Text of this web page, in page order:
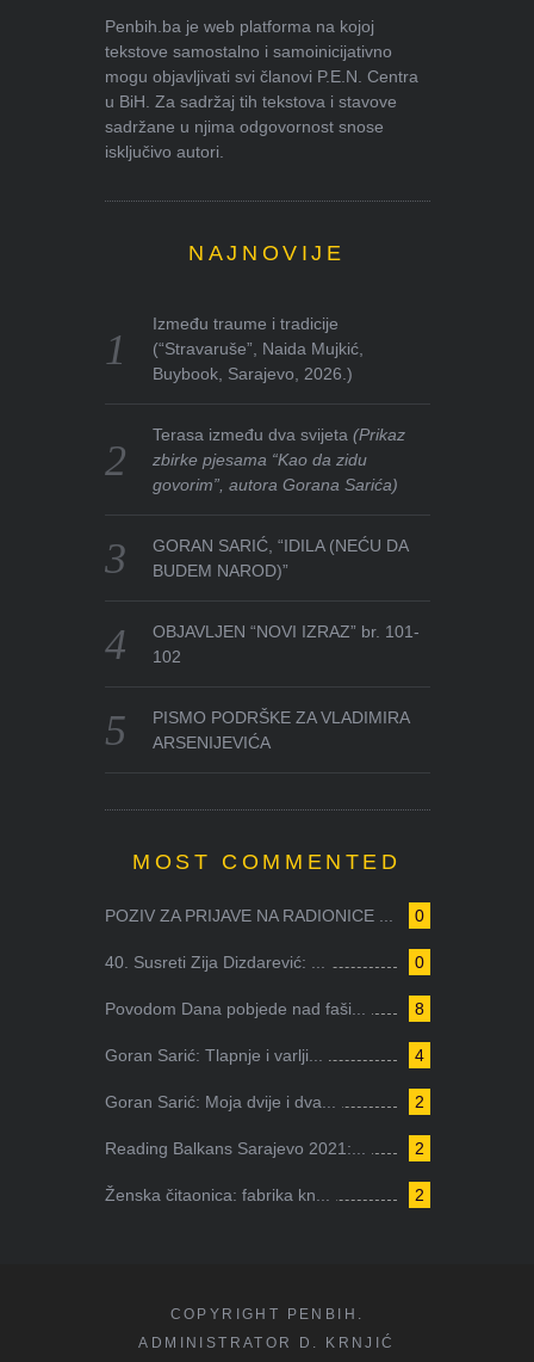
Penbih.ba je web platforma na kojoj
tekstove samostalno i samoinicijativno
mogu objavljivati svi članovi P.E.N. Centra
u BiH. Za sadržaj tih tekstova i stavove
sadržane u njima odgovornost snose
isključivo autori.
NAJNOVIJE
Između traume i tradicije
(“Stravaruše”, Naida Mujkić,
Buybook, Sarajevo, 2026.)
Terasa između dva svijeta(Prikaz
zbirke pjesama “Kao da zidu
govorim”, autora Gorana Sarića)
GORAN SARIĆ, “IDILA (NEĆU DA
BUDEM NAROD)”
OBJAVLJEN “NOVI IZRAZ” br. 101-
102
PISMO PODRŠKE ZA VLADIMIRA
ARSENIJEVIĆA
MOST COMMENTED
0
POZIV ZA PRIJAVE NA RADIONICE ...
0
40. Susreti Zija Dizdarević: ...
8
Povodom Dana pobjede nad faši...
4
Goran Sarić: Tlapnje i varlji...
2
Goran Sarić: Moja dvije i dva...
2
Reading Balkans Sarajevo 2021:...
2
Ženska čitaonica: fabrika kn...
COPYRIGHT PENBIH.
ADMINISTRATOR D. KRNJIĆ